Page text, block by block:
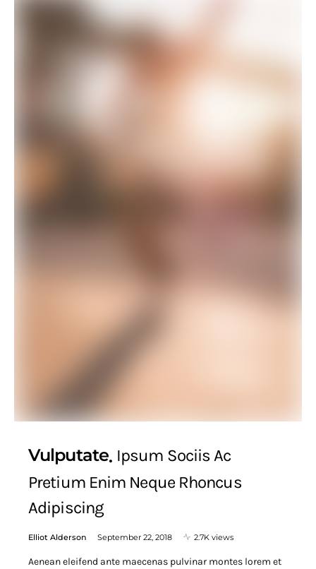
Vulputate Ipsum Sociis Ac
Pretium Enim Neque Rhoncus
Adipiscing
Elliot Alderson September 22, 2018 2.7K views
Aenean eleifend ante maecenas pulvinar montes lorem et